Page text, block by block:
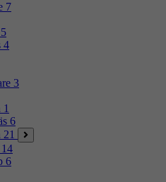
7
5
4
3
1
6
21
14
6